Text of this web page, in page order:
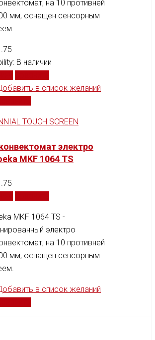
на 10 противней
мм, оснащен сенсорным
В наличии
в список желаний
TOUCH SCREEN
электро
MKF 1064 TS
MKF 1064 TS -
электро
на 10 противней
мм, оснащен сенсорным
в список желаний